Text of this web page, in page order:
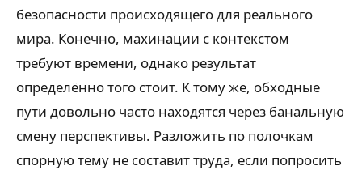
безопасности происходящего для реального
мира. Конечно, махинации с контекстом
требуют времени, однако результат
определённо того стоит. К тому же, обходные
пути довольно часто находятся через банальную
смену перспективы. Разложить по полочкам
спорную тему не составит труда, если попросить